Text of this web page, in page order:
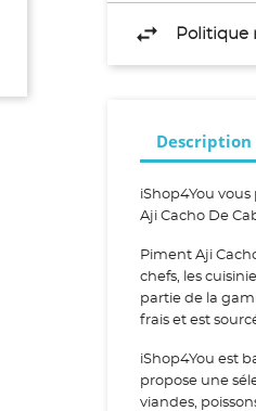
Politique
Description
iShop4You
Aji Cacho De
Piment Aji
chefs, les
partie de la
frais et est
iShop4You est
propose une
viandes,